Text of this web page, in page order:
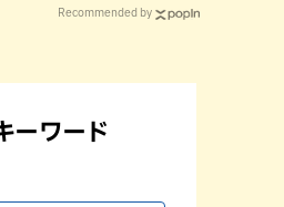
Recommended by
ーワード